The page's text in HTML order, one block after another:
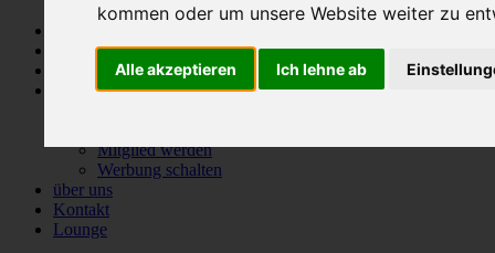
kommen oder um unsere Website weiter zu
Alle akzeptieren Ich lehne ab
Modulfinder
Veranstaltungen
Netzwerk
Mitglied werden
Werbung schalten
über uns
Kontakt
Lounge